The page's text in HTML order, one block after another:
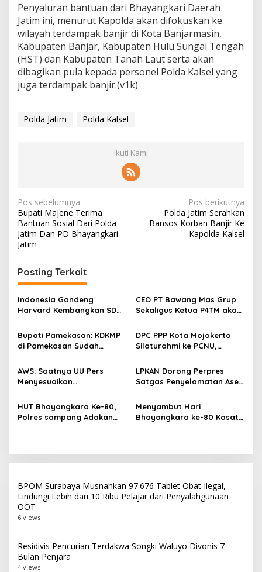
Penyaluran bantuan dari Bhayangkari Daerah
Jatim ini, menurut Kapolda akan difokuskan ke
wilayah terdampak banjir di Kota Banjarmasin,
Kabupaten Banjar, Kabupaten Hulu Sungai Tengah
(HST) dan Kabupaten Tanah Laut serta akan
dibagikan pula kepada personel Polda Kalsel yang
juga terdampak banjir.(v1k)
Polda Jatim Polda Kalsel
Ikuti Kami
N
a
v
i
g
a
s
i
p
o
s
Pos sebelumnya
Bupati Majene Terima
Bantuan Sosial Dari Polda
Jatim Dan PD Bhayangkari
Jatim
Pos berikutnya
Polda Jatim Serahkan
Bansos Korban Banjir Ke
Kapolda Kalsel
Posting Terkait
Indonesia Gandeng
Harvard Kembangkan SDM
Dunia
CEO PT Bawang Mas Grup
Sekaligus Ketua P4TM akan
Tembakau di Madura
Bupati Pamekasan: KDKMP
di Pamekasan Sudah
Selesai Akhir Juli 2026
DPC PPP Kota Mojokerto
Silaturahmi ke PCNU,
Masyarakat
AWS: Saatnya UU Pers
Menyesuaikan
Digital dan AI
LPKAN Dorong Perpres
Satgas Penyelamatan Aset
Pemberantasan Korupsi
HUT Bhayangkara Ke-80,
Polres sampang Adakan
Menyambut Hari
Bhayangkara ke-80 Kasat
BPOM Surabaya Musnahkan 97.676 Tablet Obat Ilegal,
Lindungi Lebih dari 10 Ribu Pelajar dari Penyalahgunaan
OOT
6 views
Residivis Pencurian Terdakwa Songki Waluyo Divonis 7
Bulan Penjara
4 views